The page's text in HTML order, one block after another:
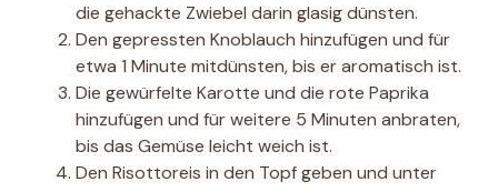
die gehackte Zwiebel darin glasig dünsten.
Den gepressten Knoblauch hinzufügen und für
etwa 1 Minute mitdünsten, bis er aromatisch ist.
Die gewürfelte Karotte und die rote Paprika
hinzufügen und für weitere 5 Minuten anbraten,
bis das Gemüse leicht weich ist.
Den Risottoreis in den Topf geben und unter